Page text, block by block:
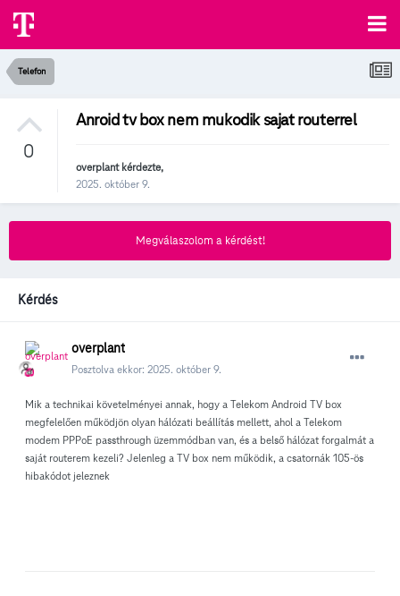
Telefon
0
Anroid tv box nem mukodik sajat routerrel
overplantkérdezte,
2025. október 9.
Megválaszolom a kérdést!
Kérdés
overplant
Posztolva ekkor: 2025. október 9.
Mik a technikai követelményei annak, hogy a Telekom Android TV box
megfelelően működjön olyan hálózati beállítás mellett, ahol a Telekom
modem PPPoE passthrough üzemmódban van, és a belső hálózat forgalmát a
saját routerem kezeli? Jelenleg a TV box nem működik, a csatornák 105-ös
hibakódot jeleznek